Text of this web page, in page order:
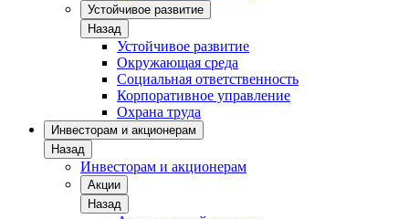
Устойчивое развитие
Назад
Устойчивое развитие
Окружающая среда
Социальная ответственность
Корпоративное управление
Охрана труда
Инвесторам и акционерам
Назад
Инвесторам и акционерам
Акции
Назад